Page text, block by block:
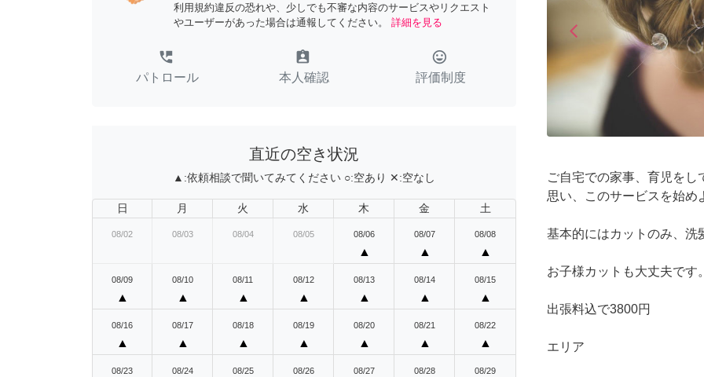
利用規約違反の恐れや、少しでも不審な内容のサービスやリクエスト
やユーザーがあった場合は通報してください。
詳細を見る
perm_phone_msg
パトロール
assignment_ind
本人確認
tag_faces
評価制度
直近の空き状況
▲:依頼相談で聞いてみてください ○:空あり ✕:空なし
日 月 火 水 木 金 土
08/02 08/03 08/04 08/05 08/06
▲
08/07
▲
08/08
▲
08/09
▲
08/10
▲
08/11
▲
08/12
▲
08/13
▲
08/14
▲
08/15
▲
08/16
▲
08/17
▲
08/18
▲
08/19
▲
08/20
▲
08/21
▲
08/22
▲
08/23 08/24 08/25 08/26 08/27 08/28 08/29
arrow_back_iosPrevious
ご自宅での家事、育児をし
思い、このサービスを始め
基本的にはカットのみ、洗
お子様カットも大丈夫です。
出張料込で3800円
エリア